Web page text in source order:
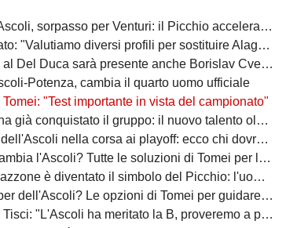
per Venturi: il Picchio accelera per il difensore del Venezia
"Valutiamo diversi profili per sostituire Alagna"
Del Duca sarà presente anche Borislav Cvetković
Potenza, cambia il quarto uomo ufficiale
"Test importante in vista del campionato"
il gruppo: il nuovo talento olandese può essere l'arma in più del Picchio
nella corsa ai playoff: ecco chi dovrà battere il Picchio
l'Ascoli? Tutte le soluzioni di Tomei per la fascia destra
il simbolo del Picchio: l'uomo che ha insegnato cosa significa essere ascolani
Le opzioni di Tomei per guidare l'attacco del Picchio
"L'Ascoli ha meritato la B, proveremo a passare il turno"